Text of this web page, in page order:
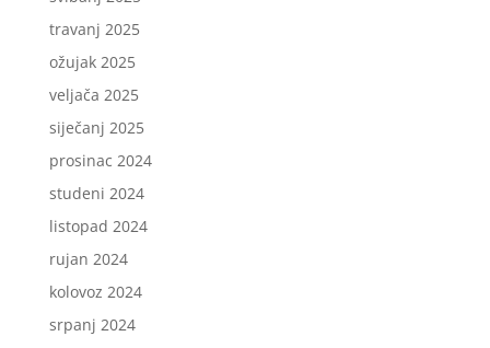
travanj 2025
ožujak 2025
veljača 2025
siječanj 2025
prosinac 2024
studeni 2024
listopad 2024
rujan 2024
kolovoz 2024
srpanj 2024